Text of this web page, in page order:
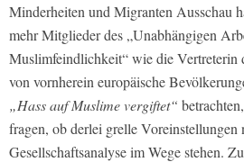
Minderheiten und Migranten Ausschau
mehr Mitglieder des „Unabhängigen
Muslimfeindlichkeit“ wie die Vertreterin
von vornherein europäische
„Hass auf Muslime vergiftet“
fragen, ob derlei grelle Voreinstellungen
Gesellschaftsanalyse im Wege stehen.